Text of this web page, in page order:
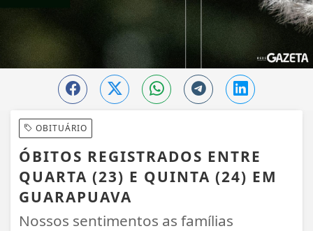
OBITUÁRIO
ÓBITOS REGISTRADOS ENTRE
QUARTA (23) E QUINTA (24) EM
GUARAPUAVA
Nossos sentimentos as famílias